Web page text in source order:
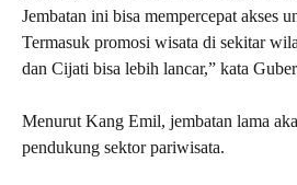
Jembatan ini bisa mempercepat akses
Termasuk promosi wisata di sekitar
dan Cijati bisa lebih lancar,” kata
Menurut Kang Emil, jembatan lama
pendukung sektor pariwisata.